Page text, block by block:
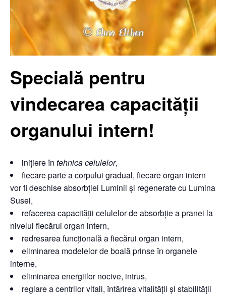
Specială pentru
vindecarea capacității
organului intern!
inițiere în tehnica celulelor,
fiecare parte a corpului gradual, fiecare organ intern
vor fi deschise absorbției Luminii și regenerate cu Lumina
Susei,
refacerea capacității celulelor de absorbție a pranei la
nivelul fiecărui organ intern,
redresarea funcțională a fiecărui organ intern,
eliminarea modelelor de boală prinse în organele
interne,
eliminarea energiilor nocive, intrus,
reglare a centrilor vitali, întărirea vitalității și stabilității